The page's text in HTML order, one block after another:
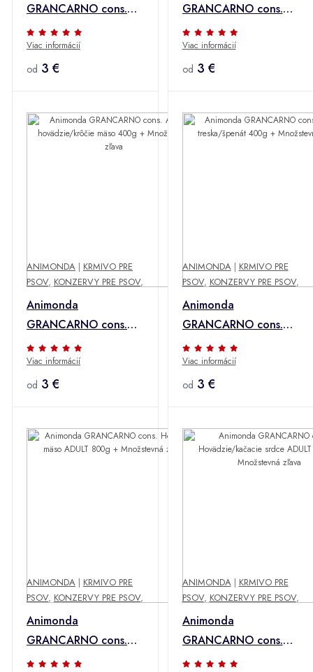
GRANCARNO cons.
Mäsový koktail ADULT
400g + Množstevná
zľava
Viac informácií
od 3 €
GRANCARNO cons.
Hovädzie/kuracie
mäso pre dospelých
400g + Množstevná
Viac informácií
od 3 €
ANIMONDA | KRMIVO PRE
PSOV, KONZERVY PRE PSOV,
Animonda
GRANCARNO cons.
ADULT
hovädzie/krôčie mäso
400g + Množstevná
Viac informácií
od 3 €
ANIMONDA| KRMIVO PRE
PSOV, KONZERVY PRE PSOV,
Animonda
GRANCARNO cons.
ADULT treska/špenát
400g + Množstevná
zľava
Viac informácií
od 3 €
ANIMONDA | KRMIVO PRE
PSOV, KONZERVY PRE PSOV,
Animonda
GRANCARNO cons.
Hovädzie mäso ADULT
ANIMONDA| KRMIVO PRE
PSOV, KONZERVY PRE PSOV,
Animonda
GRANCARNO cons.
Hovädzie/kačacie